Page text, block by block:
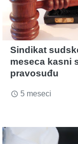
Sindikat
meseca kasni
pravosuđu
access_time 5 meseci